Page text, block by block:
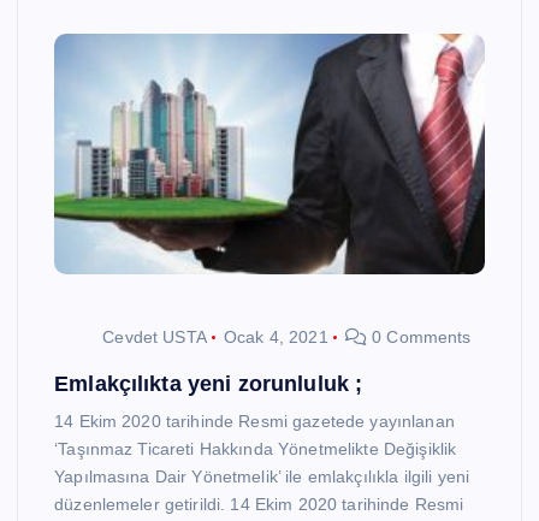
Cevdet USTA Ocak 4, 2021 0 Comments
Emlakçılıkta yeni zorunluluk ;
14 Ekim 2020 tarihinde Resmi gazetede yayınlanan
‘Taşınmaz Ticareti Hakkında Yönetmelikte Değişiklik
Yapılmasına Dair Yönetmelik’ ile emlakçılıkla ilgili yeni
düzenlemeler getirildi. 14 Ekim 2020 tarihinde Resmi